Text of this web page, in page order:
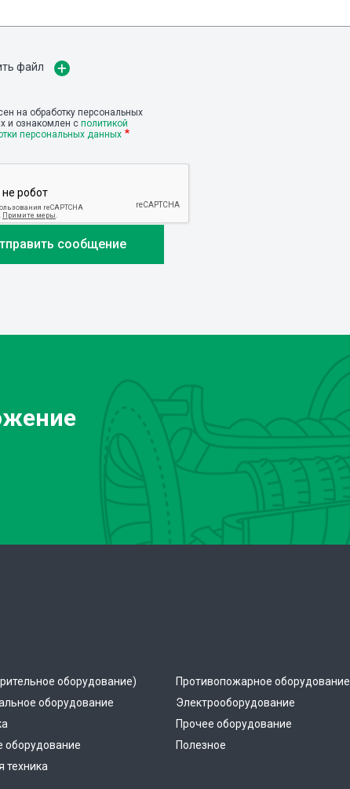
файл
на обработку персональных
и ознакомлен с политикой
персональных данных
оборудование)
оборудование
оборудование
техника
Противопожарное оборудование
Электрооборудование
Прочее оборудование
Полезное